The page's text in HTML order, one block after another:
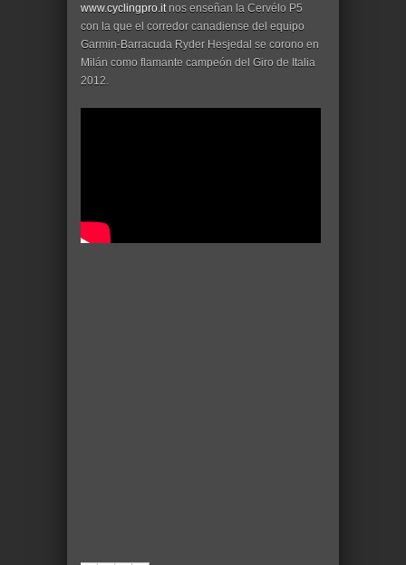
www.cyclingpro.itnos enseñan la Cervélo P5
con la que el corredor canadiense del equipo
Garmin-Barracuda Ryder Hesjedal se corono en
Milán como flamante campeón del Giro de Italia
2012.